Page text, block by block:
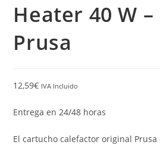
Heater 40 W
Prusa
12,59€ IVA Incluido
Entrega en 24/48 horas
El cartucho calefactor original Prusa